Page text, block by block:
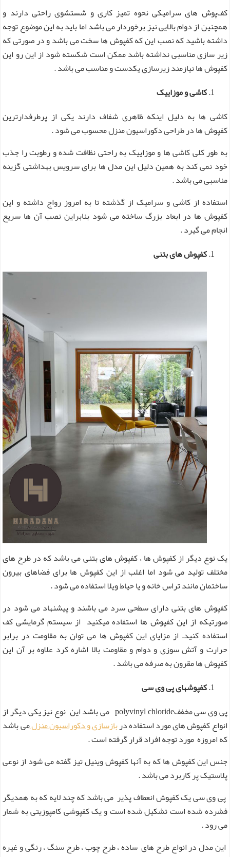
کف‌پوش ‌های سرامیکی نحوه تمیز کاری و شستشوی راحتی دارند و
همچنین از دوام بالایی نیز برخوردار می باشد اما باید به این موضوع توجه
داشته باشید که نصب این که کفپوش ها سخت می باشد و در صورتی که
زیر سازی مناسبی نداشته باشد ممکن است شکسته شود از این رو این
کفپوش ها نیازمند زیرسازی یکدست و مناسب می باشد .
کاشی و موزاییک
کاشی ها به دلیل اینکه ظاهری شفاف دارند یکی از پرطرفدارترین
کفپوش ها در طراحی دکوراسیون منزل محسوب می شود .
به طور کلی کاشی ها و موزاییک به راحتی نظافت شده و رطوبت را جذب
خود نمی کند به همین دلیل این مدل ها برای سرویس بهداشتی گزینه
مناسبی می باشد .
استفاده از کاشی و سرامیک از گذشته تا به امروز رواج داشته و این
کفپوش ها در ابعاد بزرگ ساخته می شود بنابراین نصب آن ها سریع
انجام می گیرد .
کفپوش های بتنی
یک نوع دیگر از کفپوش ها ، کفپوش های بتنی می باشد که در طرح های
مختلف تولید می شود اما اغلب از این کفپوش ها برای فضاهای بیرون
ساختمان مانند تراس خانه و یا حیاط ویلا استفاده می شود .
کفپوش های بتنی دارای سطحی سرد می باشند و پیشنهاد می شود در
صورتیکه از این کفپوش ها استفاده میکنید از سیستم گرمایشی کف
استفاده کنید. از مزایای این کفپوش ها می توان به مقاومت در برابر
حرارت و آتش سوزی و دوام و مقاومت بالا اشاره کرد علاوه بر آن این
کفپوش ها مقرون به صرفه می باشد .
کفپوشهای پی وی سی
پی وی سی مخففpolyvinyl chloride می باشد این نوع نیز یکی دیگر از
انواع کفپوش های مورد استفاده دربازسازی و دکوراسیون منزلمی باشد
که امروزه مورد توجه افراد قرار گرفته است .
جنس این کفپوش ها که به آنها کفپوش وینیل تیز گفته می شود از نوعی
پلاستیک پر کاربرد می باشد .
پی وی سی یک کفپوش انعطاف پذیر می باشد که چند لایه که به همدیگر
فشرده شده است تشکیل شده است و یک کفپوشی کامپوزیتی به شمار
می رود .
این مدل در انواع طرح های ساده ، طرح چوب ، طرح سنگ ، رنگی و غیره